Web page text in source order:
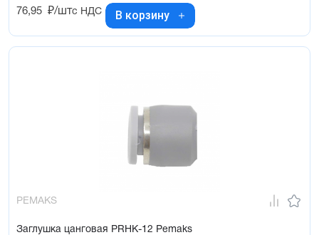
76,95 ₽/штс НДС В корзину
PEMAKS
Заглушка цанговая PRHK-12 Pemaks